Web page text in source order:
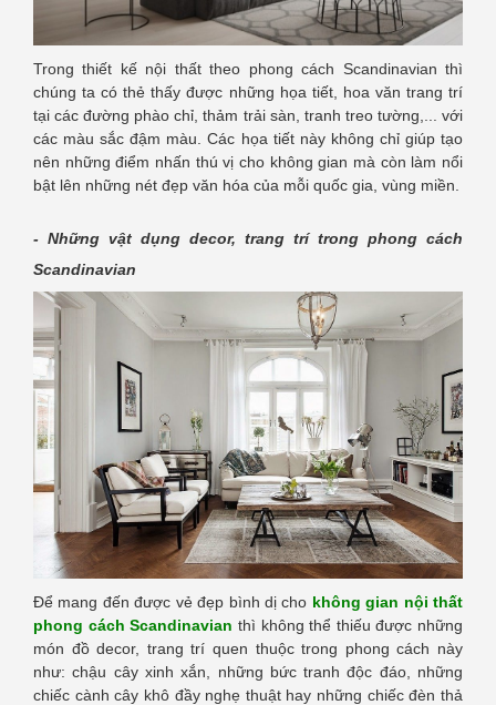
Trong thiết kế nội thất theo phong cách Scandinavian thì
chúng ta có thẻ thấy được những họa tiết, hoa văn trang trí
tại các đường phào chỉ, thảm trải sàn, tranh treo tường,... với
các màu sắc đậm màu. Các họa tiết này không chỉ giúp tạo
nên những điểm nhấn thú vị cho không gian mà còn làm nổi
bật lên những nét đẹp văn hóa của mỗi quốc gia, vùng miền.
- Những vật dụng decor, trang trí trong phong cách
Scandinavian
Để mang đến được vẻ đẹp bình dị cho không gian nội thất
phong cách Scandinavian thì không thể thiếu được những
món đồ decor, trang trí quen thuộc trong phong cách này
như: chậu cây xinh xắn, những bức tranh độc đáo, những
chiếc cành cây khô đầy nghẹ thuật hay những chiếc đèn thả